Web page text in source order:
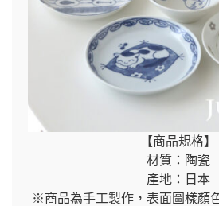
【商品規格】
材質：陶瓷
產地：日本
※商品為手工製作，表面圖樣顏